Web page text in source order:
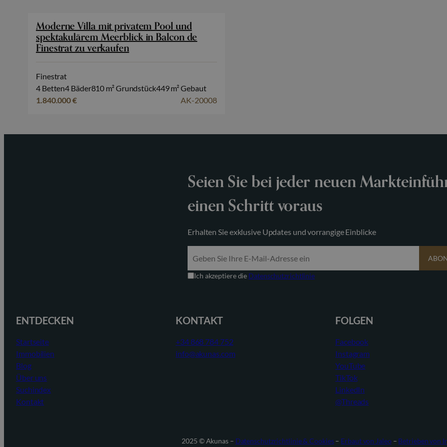
Moderne Villa mit privatem Pool und
spektakulärem Meerblick in Balcon de
Finestrat zu verkaufen
Finestrat
4 Betten4 Bäder810 m² Grundstück449 m² Gebaut
1.840.000 €
AK-20008
Seien Sie bei jeder neuen
einen Schritt voraus
Erhalten Sie exklusive Updates und vorrangige Einblicke
Ich akzeptiere die Datenschutzrichtlinie
ENTDECKEN
Startseite
Immobilien
Blog
Über uns
Suchindex
Kontakt
KONTAKT
+34 868 784 752
info@akunas.com
FOLGEN
Facebook
Instagram
YouTube
TikTok
LinkedIn
@Threads
2025 © Akunas – Datenschutzrichtlinie & Cookies– Erbaut von Jaleo – Betrieben von